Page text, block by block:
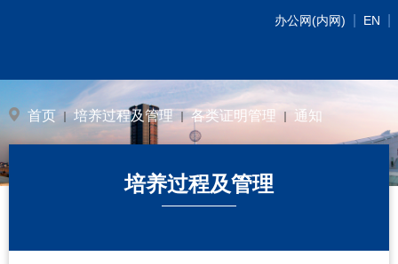
办公网(内网) EN
首页 培养过程及管理 各类证明管理 通知
培养过程及管理